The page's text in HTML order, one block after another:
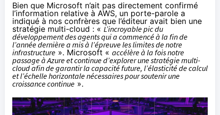
Bien que Microsoft n’ait pas directement confirmé
l’information relative à AWS, un porte-parole a
indiqué à nos confrères que l’éditeur avait bien une
stratégie multi-cloud : « L’incroyable pic du
développement des agents qui a commencé à la fin de
l’année dernière a mis à l’épreuve les limites de notre
infrastructure ». Microsoft « accélère à la fois notre
passage à Azure et continue d’explorer une stratégie multi-
cloud afin de garantir la capacité future, l’élasticité de calcul
et l’échelle horizontale nécessaires pour soutenir une
croissance continue ».